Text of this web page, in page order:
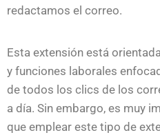
redactamos el correo.
Esta extensión está
y funciones laborales
de todos los clics de los
a día. Sin embargo, es muy
que emplear este tipo de